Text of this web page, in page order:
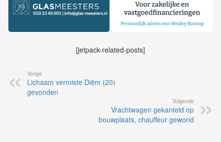
[jetpack-related-posts]
Vorige
Lichaam vermiste Diëm (20)
gevonden
Volgende
Vrachtwagen gekanteld op
bouwplaats, chauffeur gewond